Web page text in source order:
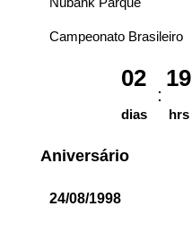
Campeonato Brasileiro
02
dias
19
hrs
Aniversário
24/08/1998